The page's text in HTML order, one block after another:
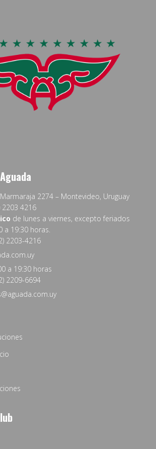
2274 – Montevideo, Uruguay
2203 4216
de lunes a viernes, excepto feriados
a 19:30 horas.
2203-4216
a 19:30 horas
2209-6694